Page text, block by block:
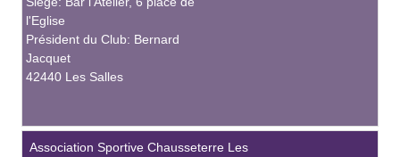
l'Eglise
Président du Club: Bernard
Jacquet
42440 Les Salles
Association Sportive Chausseterre Les